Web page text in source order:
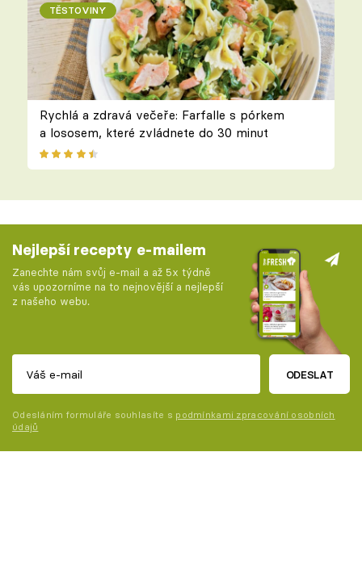
TĚSTOVINY
Rychlá a zdravá večeře: Farfalle s pórkem
a lososem, které zvládnete do 30 minut
Nejlepší recepty e-mailem
Zanechte nám svůj e-mail a až 5x týdně
vás upozorníme na to nejnovější a nejlepší
z našeho webu.
ODESLAT
Odesláním formuláře souhlasíte s podmínkami zpracování osobních
údajů